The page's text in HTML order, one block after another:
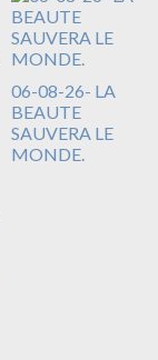
06-08-26- LA
BEAUTE
SAUVERA LE
MONDE.